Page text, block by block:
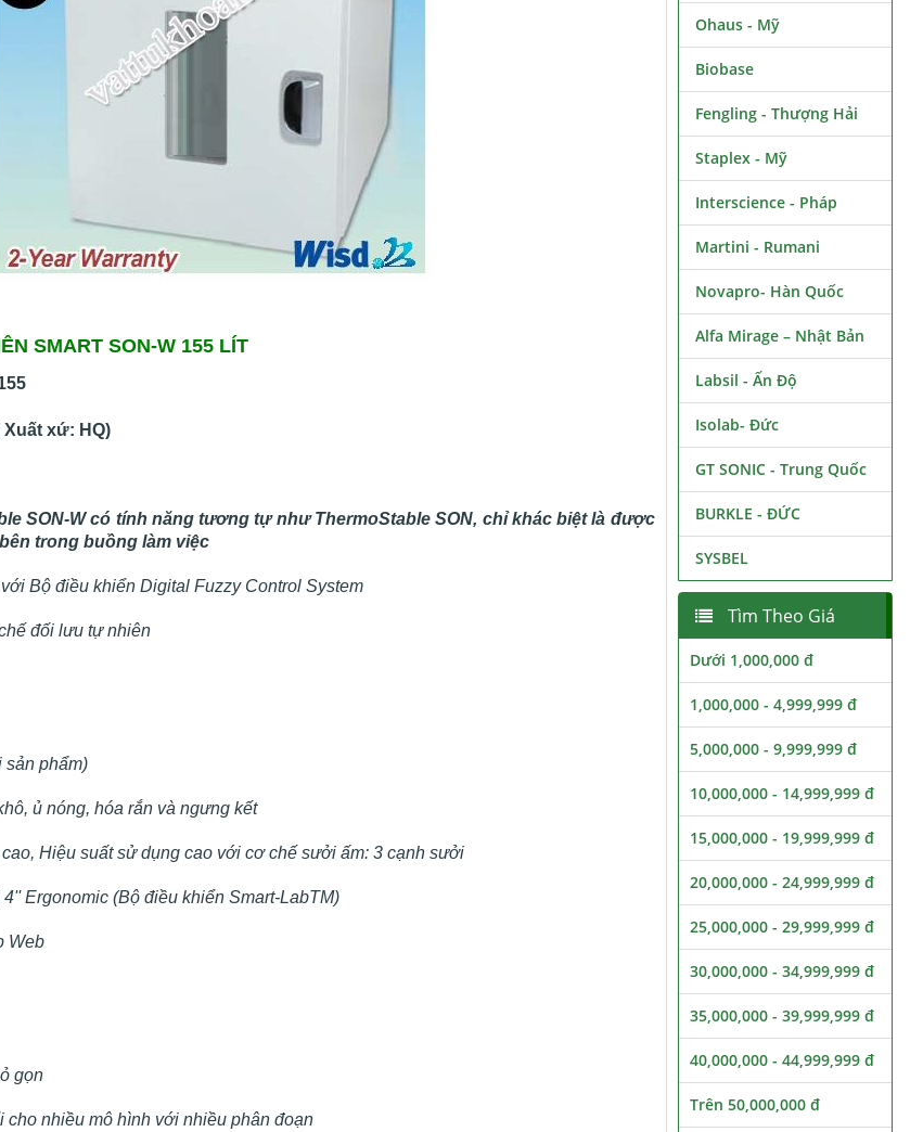
SMART SON-W 155 LÍT
Xuất xứ: HQ)
SON-W có tính năng tương tự như ThermoStable SON, chỉ khác biệt là được
trong buồng làm việc
Bộ điều khiển Digital Fuzzy Control System
đối lưu tự nhiên
sản phẩm)
ủ nóng, hóa rắn và ngưng kết
Hiệu suất sử dụng cao với cơ chế sưởi ấm: 3 cạnh sưởi
Ergonomic (Bộ điều khiển Smart-LabTM)
Web
gọn
cho nhiều mô hình với nhiều phân đoạn
Ohaus - Mỹ
Biobase
Fengling - Thượng Hải
Staplex - Mỹ
Interscience - Pháp
Martini - Rumani
Novapro- Hàn Quốc
Alfa Mirage – Nhật Bản
Labsil - Ấn Độ
Isolab- Đức
GT SONIC - Trung Quốc
BURKLE - ĐỨC
SYSBEL
Tìm Theo Giá
Dưới 1,000,000 đ
1,000,000 - 4,999,999 đ
5,000,000 - 9,999,999 đ
10,000,000 - 14,999,999 đ
15,000,000 - 19,999,999 đ
20,000,000 - 24,999,999 đ
25,000,000 - 29,999,999 đ
30,000,000 - 34,999,999 đ
35,000,000 - 39,999,999 đ
40,000,000 - 44,999,999 đ
Trên 50,000,000 đ